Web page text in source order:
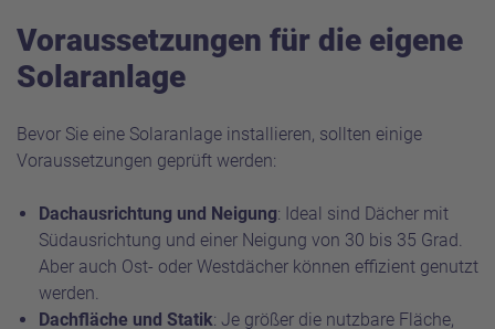
Voraussetzungen für die eigene
Solaranlage
Bevor Sie eine Solaranlage installieren, sollten einige
Voraussetzungen geprüft werden:
Dachausrichtung und Neigung: Ideal sind Dächer mit
Südausrichtung und einer Neigung von 30 bis 35 Grad.
Aber auch Ost- oder Westdächer können effizient genutzt
werden.
Dachfläche und Statik: Je größer die nutzbare Fläche,